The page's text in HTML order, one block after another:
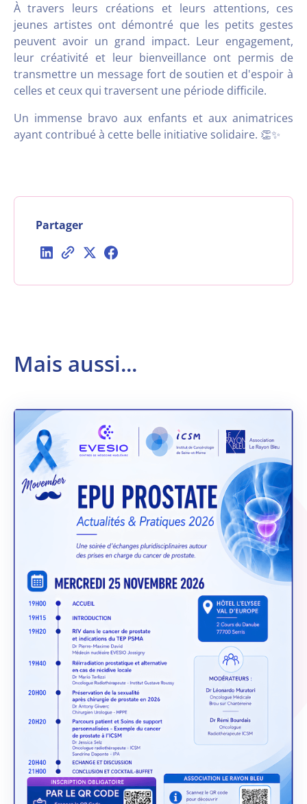
À travers leurs créations et leurs attentions, ces
jeunes artistes ont démontré que les petits gestes
peuvent avoir un grand impact. Leur engagement,
leur créativité et leur bienveillance ont permis de
transmettre un message fort de soutien et d'espoir à
celles et ceux qui traversent une période difficile.
Un immense bravo aux enfants et aux animatrices
ayant contribué à cette belle initiative solidaire. 👏✨
Partager
Mais aussi...